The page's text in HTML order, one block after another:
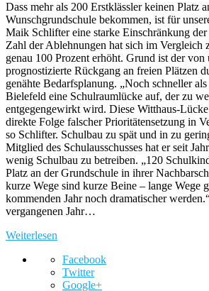
Dass mehr als 200 Erstklässler keinen Platz
Wunschgrundschule bekommen, ist für
Maik Schlifter eine starke Einschränkung
Zahl der Ablehnungen hat sich im Vergleich
genau 100 Prozent erhöht. Grund ist der von
prognostizierte Rückgang an freien Plätzen
genähte Bedarfsplanung. „Noch schneller
Bielefeld eine Schulraumlücke auf, der zu
entgegengewirkt wird. Diese Witthaus-
direkte Folge falscher Prioritätensetzung in
so Schlifter. Schulbau zu spät und in zu
Mitglied des Schulausschusses hat er seit
wenig Schulbau zu betreiben. „120
Platz an der Grundschule in ihrer
kurze Wege sind kurze Beine – lange Wege
kommenden Jahr noch dramatischer
vergangenen Jahr…
Weiterlesen
Facebook
Twitter
Google+